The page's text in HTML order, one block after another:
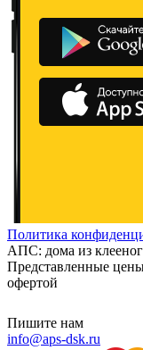
Политика
АПС: дома из
Представленные
офертой
Пишите нам
info@aps-dsk.ru